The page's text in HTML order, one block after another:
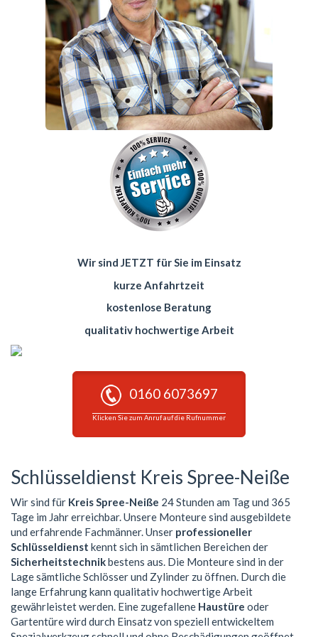
Wir sind JETZT für Sie im Einsatz
kurze Anfahrtzeit
kostenlose Beratung
qualitativ hochwertige Arbeit
0160 6073697
Klicken Sie zum Anruf auf die Rufnummer
Schlüsseldienst Kreis Spree-Neiße
Wir sind für Kreis Spree-Neiße 24 Stunden am Tag und 365
Tage im Jahr erreichbar. Unsere Monteure sind ausgebildete
und erfahrende Fachmänner. Unser professioneller
Schlüsseldienst kennt sich in sämtlichen Bereichen der
Sicherheitstechnikbestens aus. Die Monteure sind in der
Lage sämtliche Schlösser und Zylinder zu öffnen. Durch die
lange Erfahrung kann qualitativ hochwertige Arbeit
gewährleistet werden. Eine zugefallene Haustüre oder
Gartentüre wird durch Einsatz von speziell entwickeltem